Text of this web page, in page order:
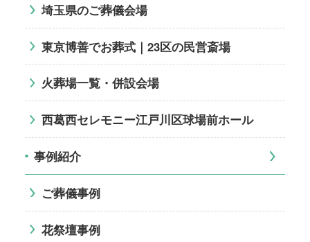
埼玉県のご葬儀会場
東京博善でお葬式｜23区の民営斎場
火葬場一覧・併設会場
西葛西セレモニー江戸川区球場前ホール
事例紹介
ご葬儀事例
花祭壇事例